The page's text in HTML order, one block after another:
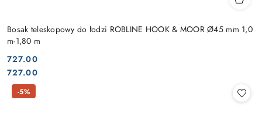
Bosak teleskopowy do łodzi ROBLINE HOOK & MOOR Ø45 mm 1,0
m-1,80 m
Cena:
727.00
Cena:
727.00
-5%